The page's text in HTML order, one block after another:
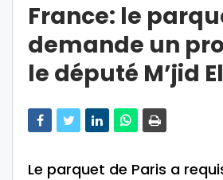
France: le
demande un
le député M’jid
Le parquet de Paris a